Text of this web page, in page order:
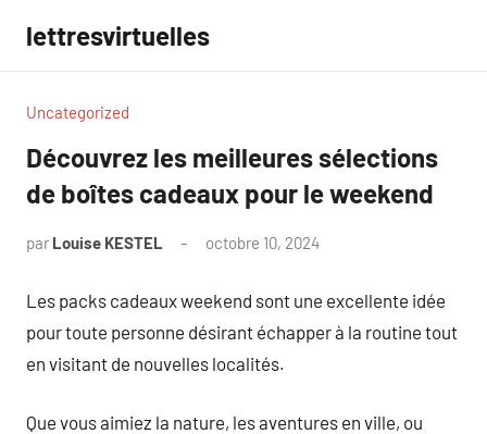
contenu
lettresvirtuelles
Uncategorized
Découvrez les meilleures sélections
de boîtes cadeaux pour le weekend
par Louise KESTEL octobre 10, 2024
Les packs cadeaux weekend sont une excellente idée
pour toute personne désirant échapper à la routine tout
en visitant de nouvelles localités.
Que vous aimiez la nature, les aventures en ville, ou